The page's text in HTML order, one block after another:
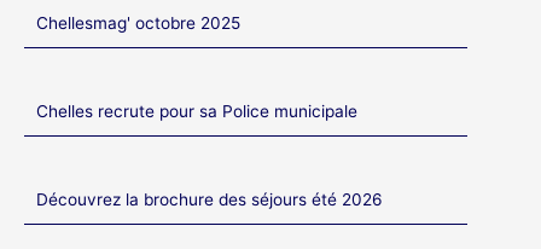
Chellesmag' octobre 2025
Chelles recrute pour sa Police municipale
Découvrez la brochure des séjours été 2026